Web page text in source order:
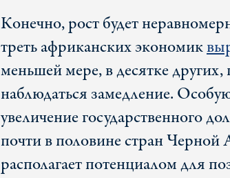
Конечно, рост будет
треть африканских экономик
меньшей мере, в десятке
наблюдаться замедление.
увеличение государственного
почти в половине стран
располагает потенциалом для